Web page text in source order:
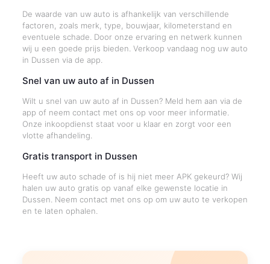
De waarde van uw auto is afhankelijk van verschillende
factoren, zoals merk, type, bouwjaar, kilometerstand en
eventuele schade. Door onze ervaring en netwerk kunnen
wij u een goede prijs bieden. Verkoop vandaag nog uw auto
in Dussen via de app.
Snel van uw auto af in Dussen
Wilt u snel van uw auto af in Dussen? Meld hem aan via de
app of neem contact met ons op voor meer informatie.
Onze inkoopdienst staat voor u klaar en zorgt voor een
vlotte afhandeling.
Gratis transport in Dussen
Heeft uw auto schade of is hij niet meer APK gekeurd? Wij
halen uw auto gratis op vanaf elke gewenste locatie in
Dussen. Neem contact met ons op om uw auto te verkopen
en te laten ophalen.